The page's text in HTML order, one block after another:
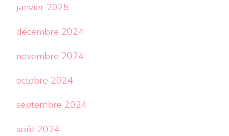
janvier 2025
décembre 2024
novembre 2024
octobre 2024
septembre 2024
août 2024